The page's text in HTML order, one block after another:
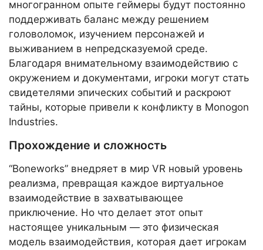
многогранном опыте геймеры будут постоянно
поддерживать баланс между решением
головоломок, изучением персонажей и
выживанием в непредсказуемой среде.
Благодаря внимательному взаимодействию с
окружением и документами, игроки могут стать
свидетелями эпических событий и раскроют
тайны, которые привели к конфликту в Monogon
Industries.
Прохождение и сложность
“Boneworks” внедряет в мир VR новый уровень
реализма, превращая каждое виртуальное
взаимодействие в захватывающее
приключение. Но что делает этот опыт
настоящее уникальным — это физическая
модель взаимодействия, которая дает игрокам